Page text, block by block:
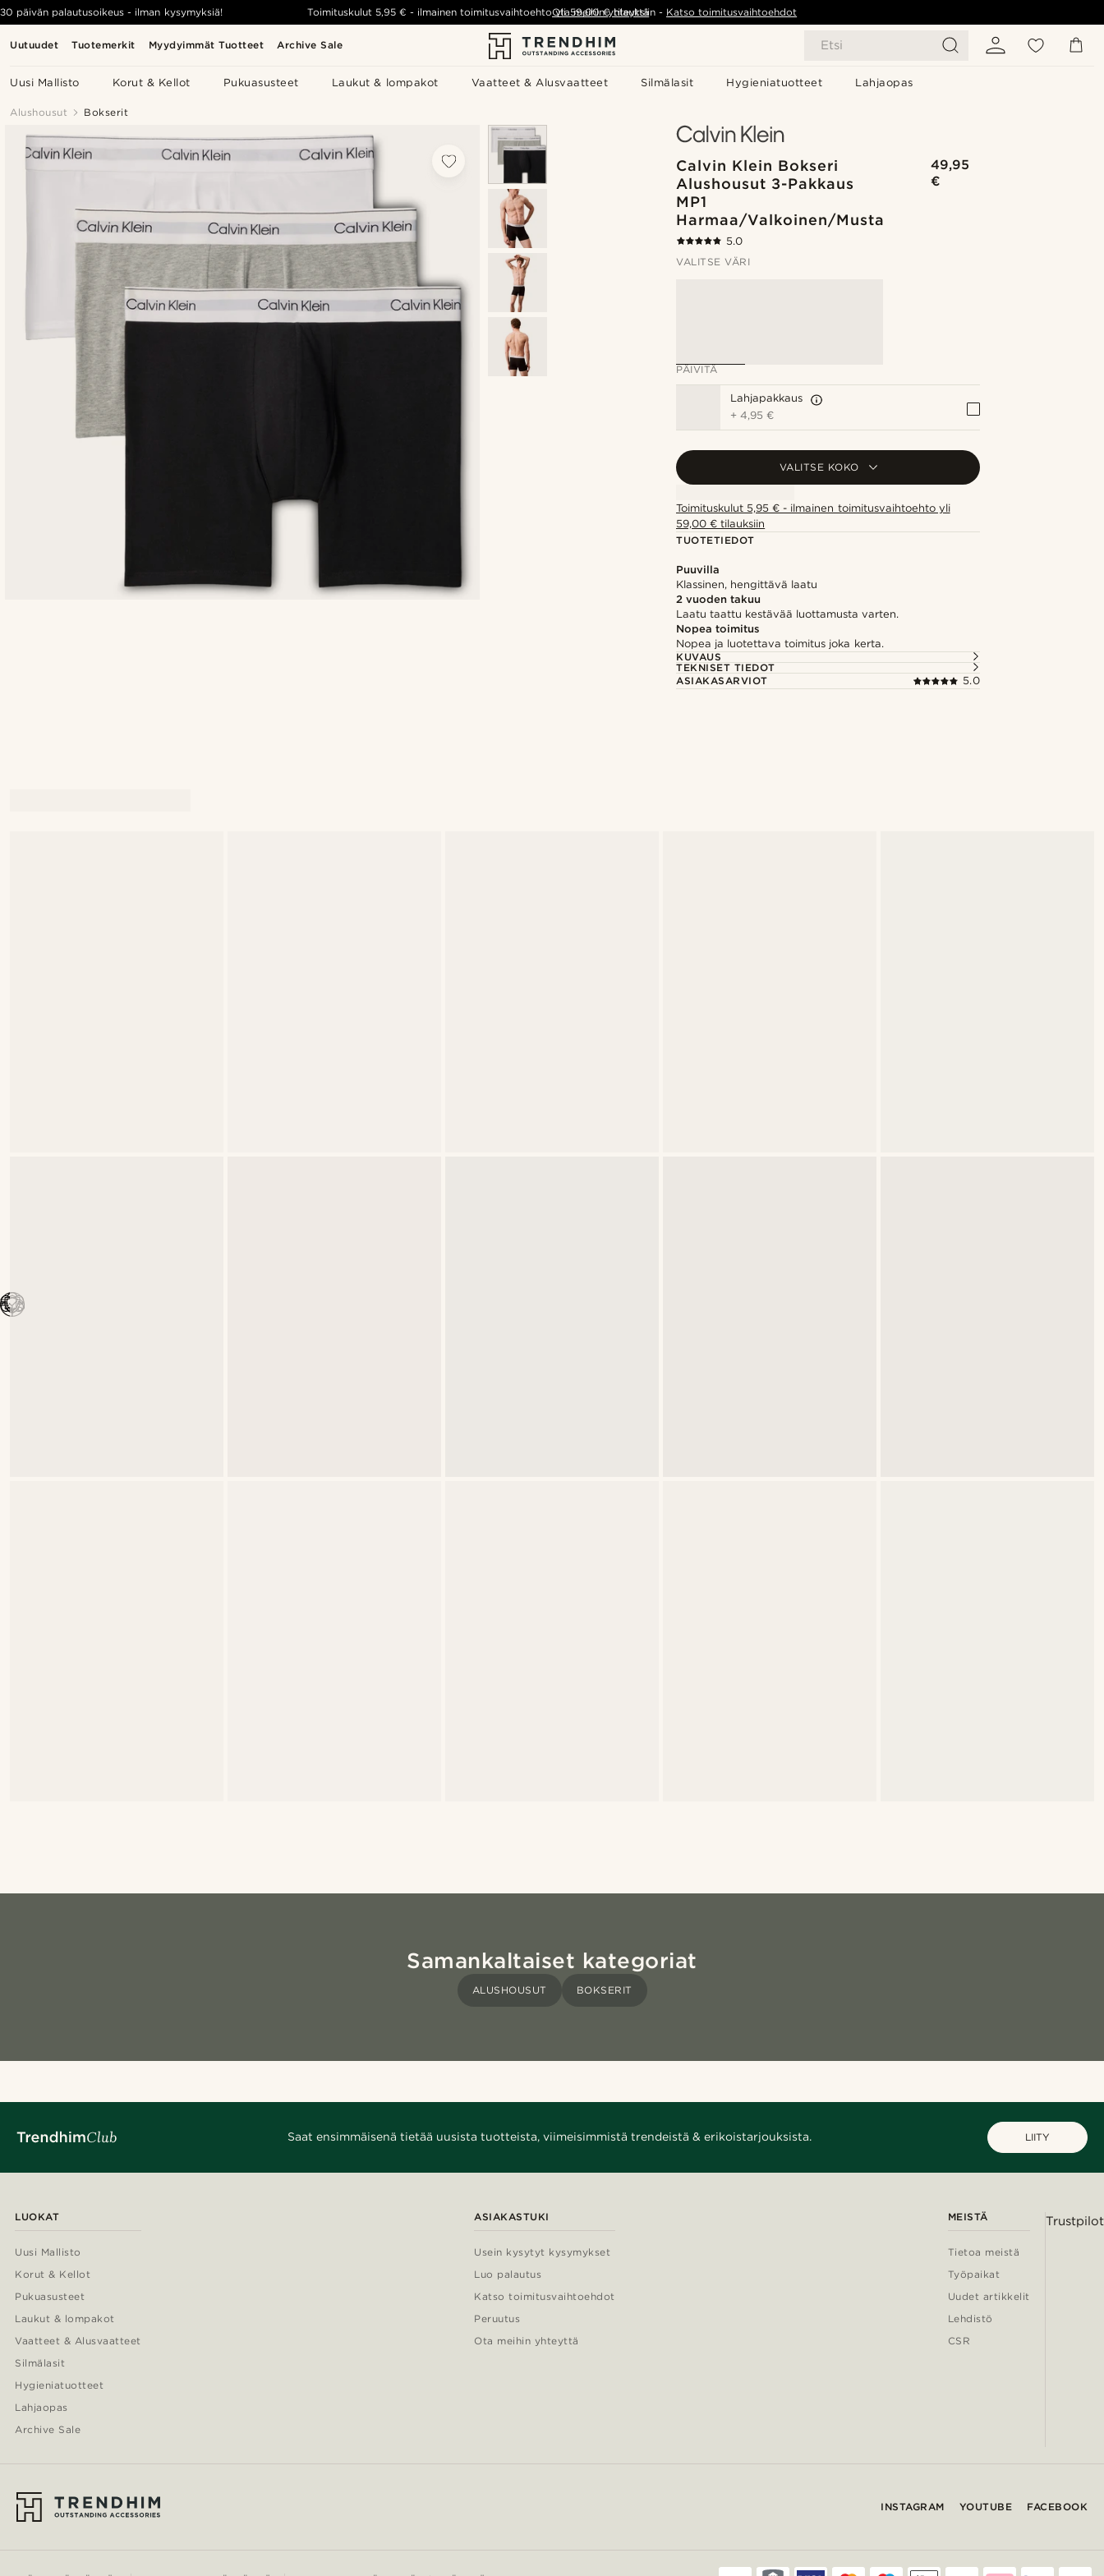
Uutuudet Tuotemerkit Myydyimmät Tuotteet Archive Sale Etsi
Uusi Mallisto Korut & Kellot Pukuasusteet Laukut & lompakot Vaatteet & Alusvaatteet Silmälasit Hygieniatuotteet Lahjaopas
30 päivän palautusoikeus - ilman kysymyksiä! Toimituskulut 5,95 € - ilmainen toimitusvaihtoehto yli 59,00 €tilauksiin - Katso toimitusvaihtoehdot
Ota meihin yhteyttä
Alushousut Bokserit
Calvin Klein Bokseri
Alushousut 3-Pakkaus
MP1
Harmaa/Valkoinen/Musta
49,95
€
5.0
VALITSE VÄRI
PÄIVITÄ
Lahjapakkaus
+4,95 €
VALITSE KOKO
Toimituskulut 5,95 € - ilmainen toimitusvaihtoehto yli
59,00 € tilauksiin
TUOTETIEDOT
Puuvilla
Klassinen, hengittävä laatu
2 vuoden takuu
Laatu taattu kestävää luottamusta varten.
Nopea toimitus
Nopea ja luotettava toimitus joka kerta.
KUVAUS
TEKNISET TIEDOT
ASIAKASARVIOT
5.0
Samankaltaiset kategoriat
ALUSHOUSUT BOKSERIT
Saat ensimmäisenä tietää uusista tuotteista, viimeisimmistä trendeistä & erikoistarjouksista. LIITY
LUOKAT
Uusi Mallisto
Korut & Kellot
Pukuasusteet
Laukut & lompakot
Vaatteet & Alusvaatteet
Silmälasit
Hygieniatuotteet
Lahjaopas
Archive Sale
ASIAKASTUKI
Usein kysytyt kysymykset
Luo palautus
Katso toimitusvaihtoehdot
Peruutus
Ota meihin yhteyttä
MEISTÄ
Tietoa meistä
Työpaikat
Uudet artikkelit
Lehdistö
CSR
Trustpilot
INSTAGRAM YOUTUBE FACEBOOK